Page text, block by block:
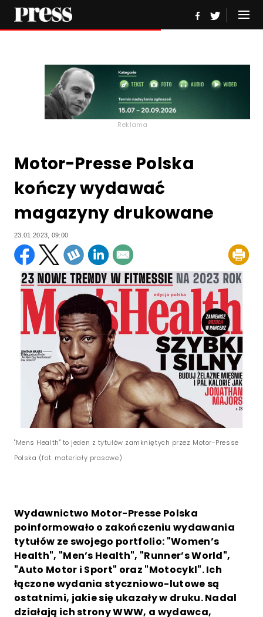
Reklama
Motor-Presse Polska
kończy wydawać
magazyny drukowane
23.01.2023, 09:00
"Mens Health" to jeden z tytułów zamkniętych przez Motor-Presse
Polska (fot. materiały prasowe)
Wydawnictwo Motor-Presse Polska
poinformowało o zakończeniu wydawania
tytułów ze swojego portfolio: "Women’s
Health", "Men’s Health", "Runner’s World",
"Auto Motor i Sport" oraz "Motocykl". Ich
łączone wydania styczniowo-lutowe są
ostatnimi, jakie się ukazały w druku. Nadal
działają ich strony WWW, a wydawca,